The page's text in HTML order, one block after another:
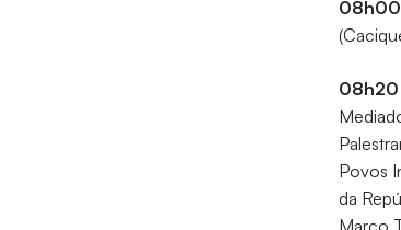
08h00
08h20
Povos
da